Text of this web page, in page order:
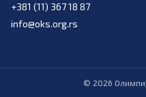
+381 (11) 367 18 87
info@oks.org.rs
© 2026